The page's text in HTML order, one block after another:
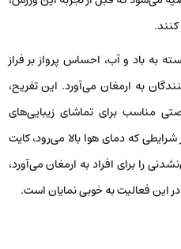
صید ماهی به مهارت و دانش خاصی
مدیریت می‌شوند که بتوان عکس‌ و
تهیه کرد. این تصاویر و ویدیوها
به یادگار بگذارند و فرصتی مناسب
و خانواده فراهم آورند.